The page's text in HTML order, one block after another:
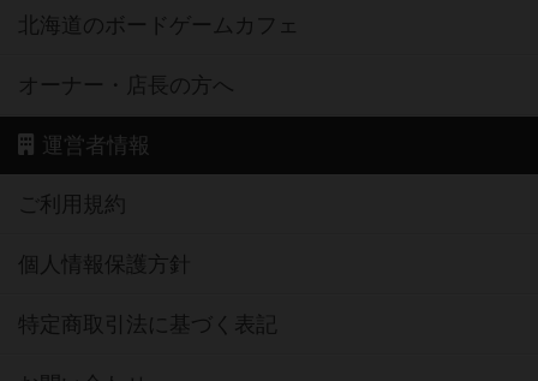
北海道のボードゲームカフェ
オーナー・店長の方へ
運営者情報
ご利用規約
個人情報保護方針
特定商取引法に基づく表記